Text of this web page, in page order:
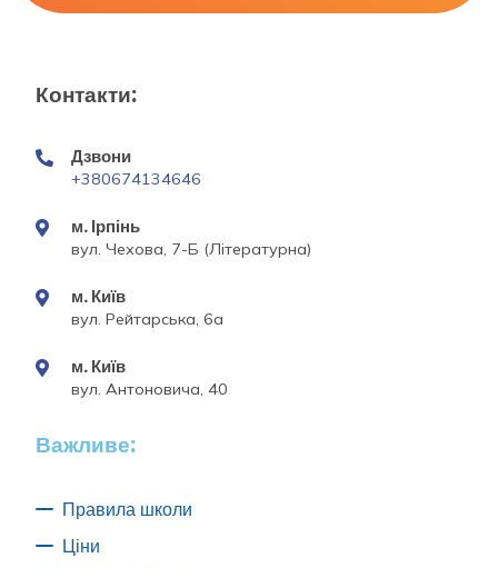
Контакти:
Дзвони
+380674134646
м. Ірпінь
вул. Чехова, 7-Б (Літературна)
м. Київ
вул. Рейтарська, 6а
м. Київ
вул. Антоновича, 40
Важливе:
Правила школи
Ціни